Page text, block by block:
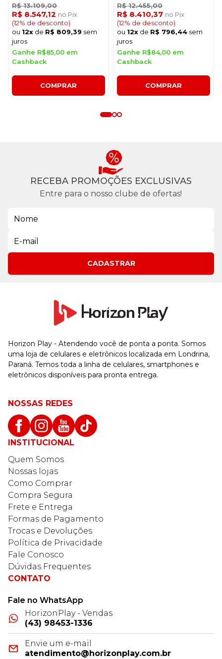
R$ 13.109,00
R$ 8.547,12 no Pix
(12% de desconto)
ou 12x de R$ 809,39 sem
juros
Ganhe R$85,00 em
Cashback
COMPRAR
R$ 12.455,00
R$ 8.410,37 no Pix
(12% de desconto)
ou 12x de R$ 796,44 sem
juros
Ganhe R$84,00 em
Cashback
COMPRAR
RECEBA PROMOÇÕES EXCLUSIVAS
Entre para o nosso clube de ofertas!
CADASTRAR
Horizon Play - Atendendo você de ponta a ponta. Somos
uma loja de celulares e eletrônicos localizada em Londrina,
Paraná. Temos toda a linha de celulares, smartphones e
eletrônicos disponíveis para pronta entrega.
NOSSAS REDES
INSTITUCIONAL
Quem Somos
Nossas lojas
Como Comprar
Compra Segura
Frete e Entrega
Formas de Pagamento
Trocas e Devoluções
Política de Privacidade
Fale Conosco
Dúvidas Frequentes
CONTATO
Fale no WhatsApp
HorizonPlay - Vendas
(43) 98453-1336
Envie um e-mail
atendimento@horizonplay.com.br